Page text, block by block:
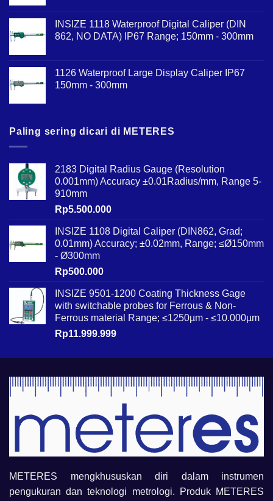
INSIZE 1118 Waterproof Digital Caliper (DIN
862, NO DATA) IP67 Range; 150mm - 300mm
1126 Waterproof Large Display Caliper IP67
150mm - 300mm
Paling sering dicari di METERES
2183 Digital Radius Gauge (Resolution
0.001mm) Accuracy ±0.01Radius/mm, Range 5-
910mm
Rp5.500.000
INSIZE 1108 Digital Caliper (DIN862, Grad;
0.01mm) Accuracy; ±0.02mm, Range; ≤Ø150mm
- Ø300mm
Rp500.000
INSIZE 9501-1200 Coating Thickness Gage
with switchable probes for Ferrous & Non-
Ferrous material Range; ≤1250µm - ≤10.000µm
Rp11.999.999
METERES mengkhususkan diri dalam instrumen
pengukuran dan teknologi metrologi. Produk METERES